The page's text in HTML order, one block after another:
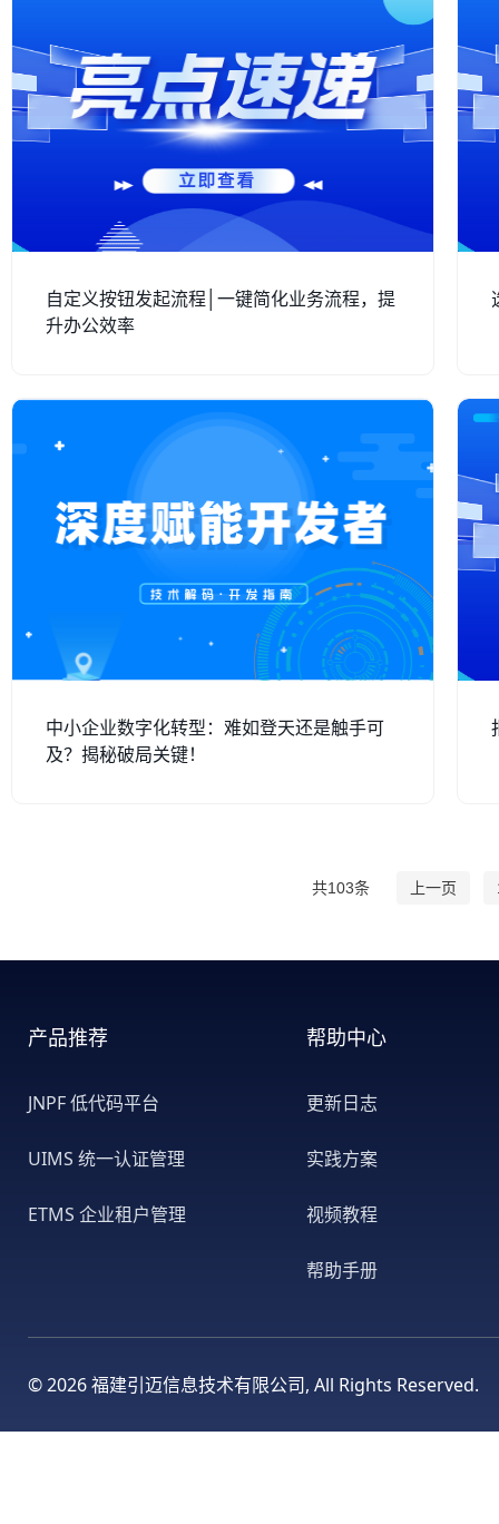
自定义按钮发起流程│一键简化业务流程，提
升办公效率
中小企业数字化转型：难如登天还是触手可
及？揭秘破局关键！
共103条 上一页
产品推荐
JNPF 低代码平台
UIMS 统一认证管理
ETMS 企业租户管理
帮助中心
更新日志
实践方案
视频教程
帮助手册
©2026 福建引迈信息技术有限公司, All Rights Reserved.